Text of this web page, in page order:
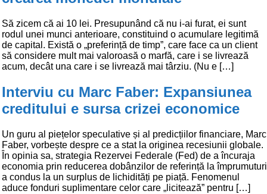
Să zicem că ai 10 lei. Presupunând că nu i-ai furat, ei sunt
rodul unei munci anterioare, constituind o acumulare legitimă
de capital. Există o „preferință de timp”, care face ca un client
să considere mult mai valoroasă o marfă, care i se livrează
acum, decât una care i se livrează mai târziu. (Nu e […]
Interviu cu Marc Faber: Expansiunea
creditului e sursa crizei economice
Un guru al piețelor speculative și al predicțiilor financiare, Marc
Faber, vorbește despre ce a stat la originea recesiunii globale.
În opinia sa, strategia Rezervei Federale (Fed) de a încuraja
economia prin reducerea dobânzilor de referință la împrumuturi
a condus la un surplus de lichidități pe piață. Fenomenul
aduce fonduri suplimentare celor care „licitează” pentru […]